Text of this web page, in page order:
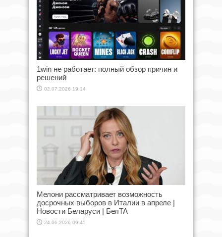
1win не работает: полный обзор причин и
решений
02.07.2026 19:14
Мелони рассматривает возможность
досрочных выборов в Италии в апреле |
Новости Беларуси | БелТА
24.06.2026 09:45